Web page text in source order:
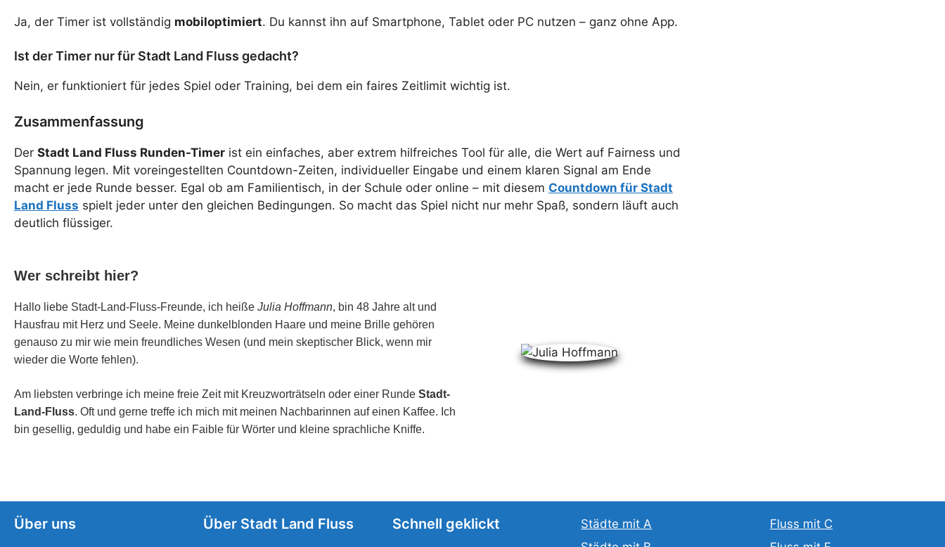
Ja, der Timer ist vollständig mobiloptimiert. Du kannst ihn auf Smartphone, Tablet oder PC nutzen – ganz ohne App.
Ist der Timer nur für Stadt Land Fluss gedacht?
Nein, er funktioniert für jedes Spiel oder Training, bei dem ein faires Zeitlimit wichtig ist.
Zusammenfassung
Der Stadt Land Fluss Runden-Timer ist ein einfaches, aber extrem hilfreiches Tool für alle, die Wert auf Fairness und
Spannung legen. Mit voreingestellten Countdown-Zeiten, individueller Eingabe und einem klaren Signal am Ende
macht er jede Runde besser. Egal ob am Familientisch, in der Schule oder online – mit diesem Countdown für Stadt
Land Fluss spielt jeder unter den gleichen Bedingungen. So macht das Spiel nicht nur mehr Spaß, sondern läuft auch
deutlich flüssiger.
Wer schreibt hier?
Hallo liebe Stadt-Land-Fluss-Freunde, ich heiße Julia Hoffmann, bin 48 Jahre alt und
Hausfrau mit Herz und Seele. Meine dunkelblonden Haare und meine Brille gehören
genauso zu mir wie mein freundliches Wesen (und mein skeptischer Blick, wenn mir
wieder die Worte fehlen).
Am liebsten verbringe ich meine freie Zeit mit Kreuzworträtseln oder einer Runde Stadt-
Land-Fluss. Oft und gerne treffe ich mich mit meinen Nachbarinnen auf einen Kaffee. Ich
bin gesellig, geduldig und habe ein Faible für Wörter und kleine sprachliche Kniffe.
Über uns Über Stadt Land Fluss Schnell geklickt
Städte mit A
Fluss mit C